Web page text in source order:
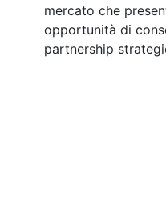
mercato che
opportunità di
partnership